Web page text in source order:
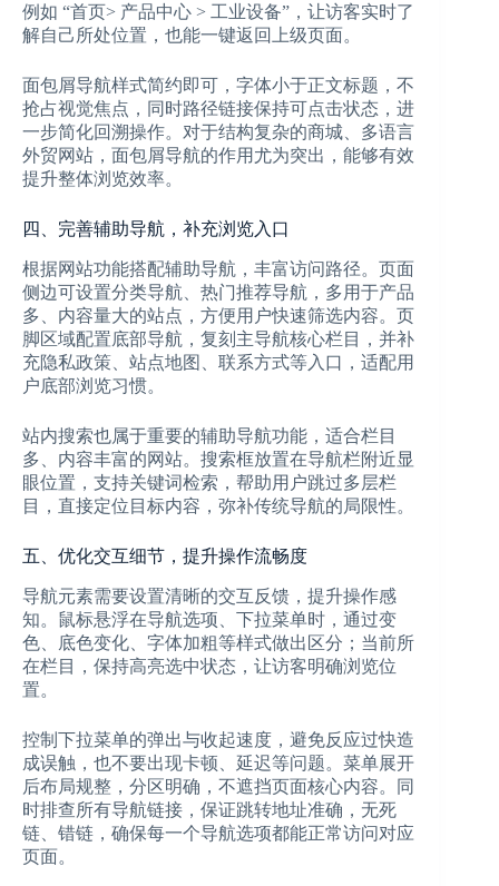
例如 “首页> 产品中心 > 工业设备”，让访客实时了
解自己所处位置，也能一键返回上级页面。
面包屑导航样式简约即可，字体小于正文标题，不
抢占视觉焦点，同时路径链接保持可点击状态，进
一步简化回溯操作。对于结构复杂的商城、多语言
外贸网站，面包屑导航的作用尤为突出，能够有效
提升整体浏览效率。
四、完善辅助导航，补充浏览入口
根据网站功能搭配辅助导航，丰富访问路径。页面
侧边可设置分类导航、热门推荐导航，多用于产品
多、内容量大的站点，方便用户快速筛选内容。页
脚区域配置底部导航，复刻主导航核心栏目，并补
充隐私政策、站点地图、联系方式等入口，适配用
户底部浏览习惯。
站内搜索也属于重要的辅助导航功能，适合栏目
多、内容丰富的网站。搜索框放置在导航栏附近显
眼位置，支持关键词检索，帮助用户跳过多层栏
目，直接定位目标内容，弥补传统导航的局限性。
五、优化交互细节，提升操作流畅度
导航元素需要设置清晰的交互反馈，提升操作感
知。鼠标悬浮在导航选项、下拉菜单时，通过变
色、底色变化、字体加粗等样式做出区分；当前所
在栏目，保持高亮选中状态，让访客明确浏览位
置。
控制下拉菜单的弹出与收起速度，避免反应过快造
成误触，也不要出现卡顿、延迟等问题。菜单展开
后布局规整，分区明确，不遮挡页面核心内容。同
时排查所有导航链接，保证跳转地址准确，无死
链、错链，确保每一个导航选项都能正常访问对应
页面。